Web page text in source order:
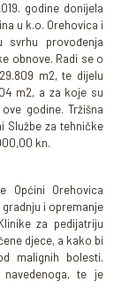
godine donijela
u k.o. Orehovica i
svrhu provođenja
obnove. Radi se o
m2, te dijelu
m2, a za koje su
godine. Tržišna
Službe za tehničke
kn.
Općini Orehovica
i opremanje
za pedijatriju
djece, a kako bi
malignih bolesti.
te je